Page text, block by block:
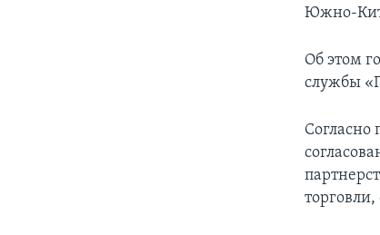
Южно-
Об этом
службы
Согласно